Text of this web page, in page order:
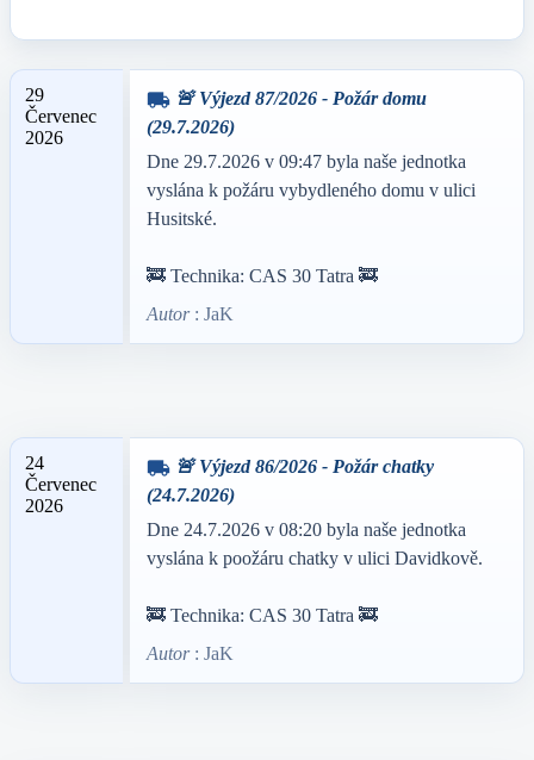
29
Červenec
2026
local_shipping 🚨 Výjezd 87/2026 - Požár domu
(29.7.2026)
Dne 29.7.2026 v 09:47 byla naše jednotka
vyslána k požáru vybydleného domu v ulici
Husitské.
🚒 Technika: CAS 30 Tatra 🚒
Autor: JaK
24
Červenec
2026
local_shipping 🚨 Výjezd 86/2026 - Požár chatky
(24.7.2026)
Dne 24.7.2026 v 08:20 byla naše jednotka
vyslána k poožáru chatky v ulici Davidkově.
🚒 Technika: CAS 30 Tatra 🚒
Autor: JaK